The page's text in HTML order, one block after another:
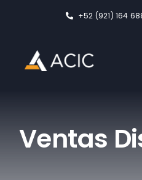
+52 (921) 164
Ventas